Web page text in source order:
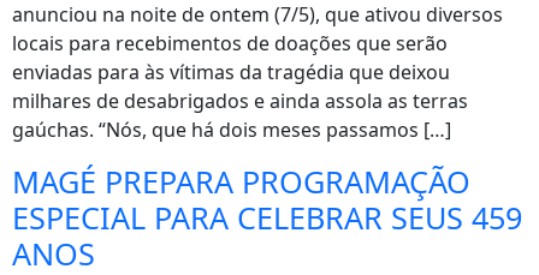
anunciou na noite de ontem (7/5), que ativou diversos
locais para recebimentos de doações que serão
enviadas para às vítimas da tragédia que deixou
milhares de desabrigados e ainda assola as terras
gaúchas. “Nós, que há dois meses passamos […]
MAGÉ PREPARA PROGRAMAÇÃO
ESPECIAL PARA CELEBRAR SEUS 459
ANOS